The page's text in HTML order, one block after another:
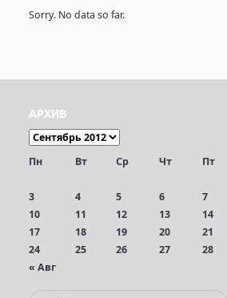
Sorry. No data so far.
АРХИВ
Пн Вт Ср Чт Пт
« Авг
3
4 5 6 7
10
11 12 13 14
17
18 19 20 21
24
25 26 27 28